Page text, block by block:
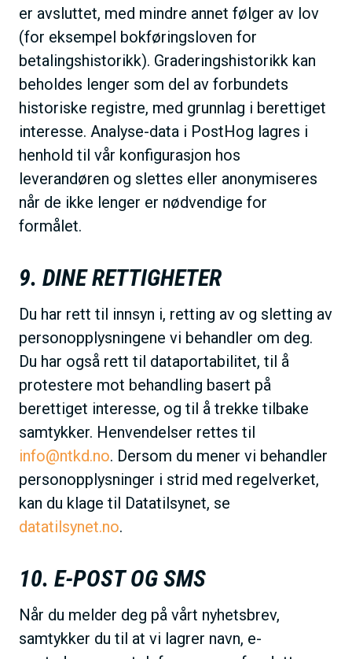
er avsluttet, med mindre annet følger av lov
(for eksempel bokføringsloven for
betalingshistorikk). Graderingshistorikk kan
beholdes lenger som del av forbundets
historiske registre, med grunnlag i berettiget
interesse. Analyse-data i PostHog lagres i
henhold til vår konfigurasjon hos
leverandøren og slettes eller anonymiseres
når de ikke lenger er nødvendige for
formålet.
9. DINE RETTIGHETER
Du har rett til innsyn i, retting av og sletting av
personopplysningene vi behandler om deg.
Du har også rett til dataportabilitet, til å
protestere mot behandling basert på
berettiget interesse, og til å trekke tilbake
samtykker. Henvendelser rettes til
info@ntkd.no. Dersom du mener vi behandler
personopplysninger i strid med regelverket,
kan du klage til Datatilsynet, se
datatilsynet.no.
10. E-POST OG SMS
Når du melder deg på vårt nyhetsbrev,
samtykker du til at vi lagrer navn, e-